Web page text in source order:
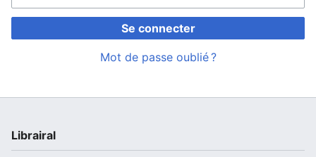
Se connecter
Mot de passe oublié ?
Librairal